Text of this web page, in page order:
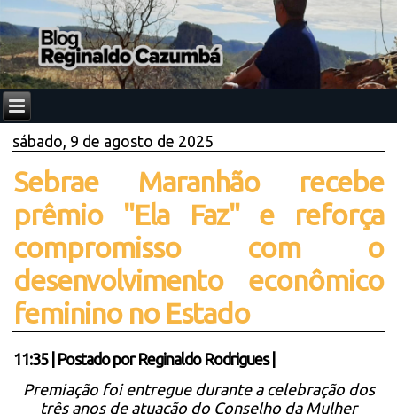
sábado, 9 de agosto de 2025
Sebrae Maranhão recebe
prêmio "Ela Faz" e reforça
compromisso com o
desenvolvimento econômico
feminino no Estado
11:35| Postado por Reginaldo Rodrigues
Premiação foi entregue durante a celebração dos
três anos de atuação do Conselho da Mulher